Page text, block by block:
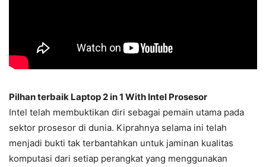
Pilhan terbaik Laptop 2 in 1 With Intel Prosesor
Intel telah membuktikan diri sebagai pemain utama pada
sektor prosesor di dunia. Kiprahnya selama ini telah
menjadi bukti tak terbantahkan untuk jaminan kualitas
komputasi dari setiap perangkat yang menggunakan